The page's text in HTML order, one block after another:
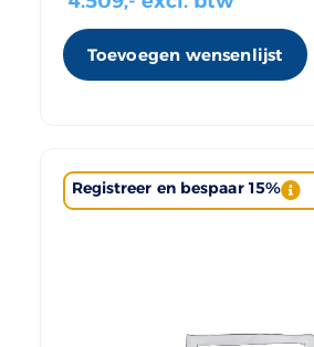
Toevoegen wensenlijst
Registreer en bespaar 15%